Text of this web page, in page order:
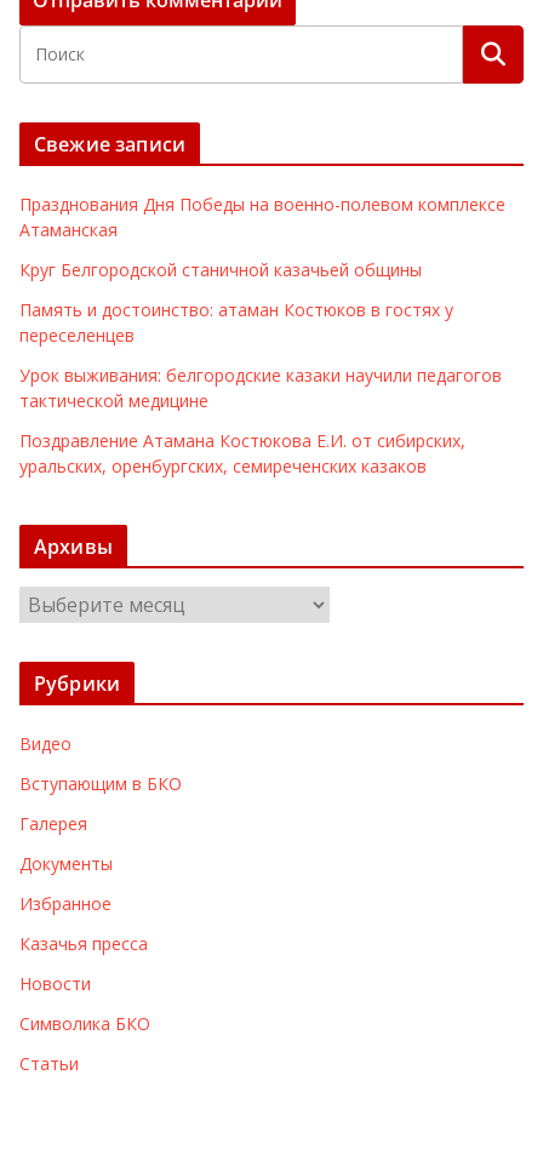
Свежие записи
Празднования Дня Победы на военно-полевом комплексе
Атаманская
Круг Белгородской станичной казачьей общины
Память и достоинство: атаман Костюков в гостях у
переселенцев
Урок выживания: белгородские казаки научили педагогов
тактической медицине
Поздравление Атамана Костюкова Е.И. от сибирских,
уральских, оренбургских, семиреченских казаков
Архивы
р
х
ы
Рубрики
Видео
Вступающим в БКО
Галерея
Документы
Избранное
Казачья пресса
Новости
Символика БКО
Статьи